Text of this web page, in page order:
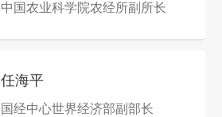
中国农业科学院农经所副所长
任海平
国经中心世界经济部副部长